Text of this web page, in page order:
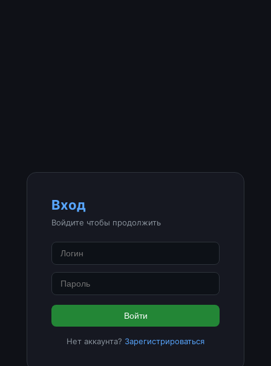
Вход
Войдите чтобы продолжить
Войти
Нет аккаунта? Зарегистрироваться